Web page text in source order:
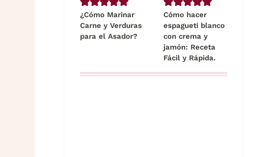
¿Cómo Marinar
Carne y Verduras
para el Asador?
Cómo hacer
espagueti blanco
con crema y
jamón: Receta
Fácil y Rápida.